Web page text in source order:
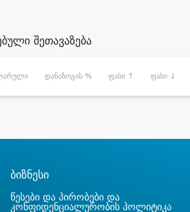
შეთავაზება
დანაზოგის % ფასი ↑ ფასი ↓
ბიზნესი
წესები და პირობები და
კონფიდენციალურობის პოლიტიკა